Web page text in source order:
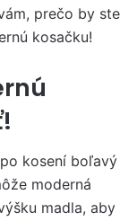
prečo by ste
kosačku!
kosení boľavý
moderná
madla, aby